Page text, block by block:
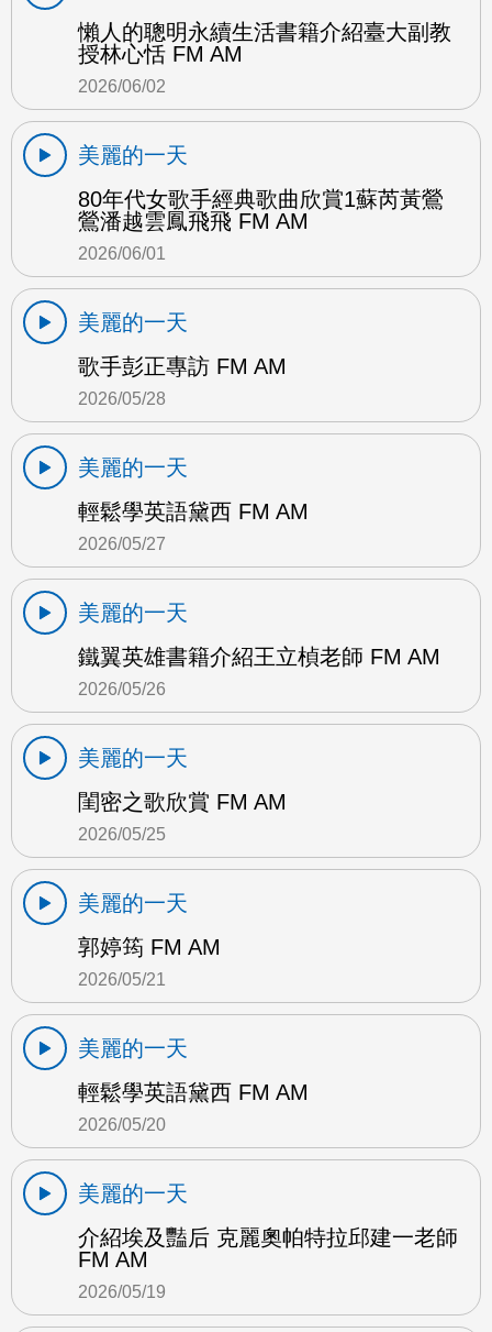
懶人的聰明永續生活書籍介紹臺大副教
授林心恬 FM AM
2026/06/02
美麗的一天
80年代女歌手經典歌曲欣賞1蘇芮黃鶯
鶯潘越雲鳳飛飛 FM AM
2026/06/01
美麗的一天
歌手彭正專訪 FM AM
2026/05/28
美麗的一天
輕鬆學英語黛西 FM AM
2026/05/27
美麗的一天
鐵翼英雄書籍介紹王立楨老師 FM AM
2026/05/26
美麗的一天
閨密之歌欣賞 FM AM
2026/05/25
美麗的一天
郭婷筠 FM AM
2026/05/21
美麗的一天
輕鬆學英語黛西 FM AM
2026/05/20
美麗的一天
介紹埃及豔后 克麗奧帕特拉邱建一老師
FM AM
2026/05/19